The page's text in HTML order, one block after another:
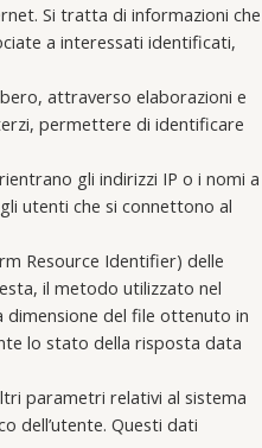
Si tratta di informazioni che
a interessati identificati,
attraverso elaborazioni e
permettere di identificare
gli indirizzi IP o i nomi a
utenti che si connettono al
Resource Identifier) delle
il metodo utilizzato nel
del file ottenuto in
lo stato della risposta data
parametri relativi al sistema
dell’utente. Questi dati